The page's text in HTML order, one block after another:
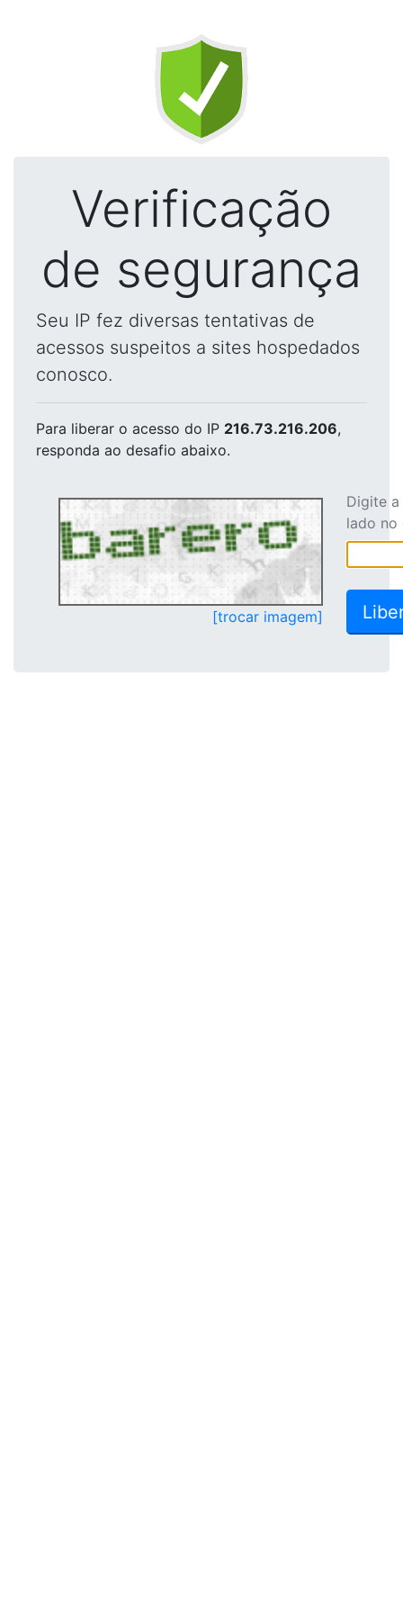
Verificação
de segurança
Seu IP fez diversas tentativas de
acessos suspeitos a sites hospedados
conosco.
Para liberar o acesso do IP 216.73.216.206,
responda ao desafio abaixo.
[trocar imagem]
Digite
lado no